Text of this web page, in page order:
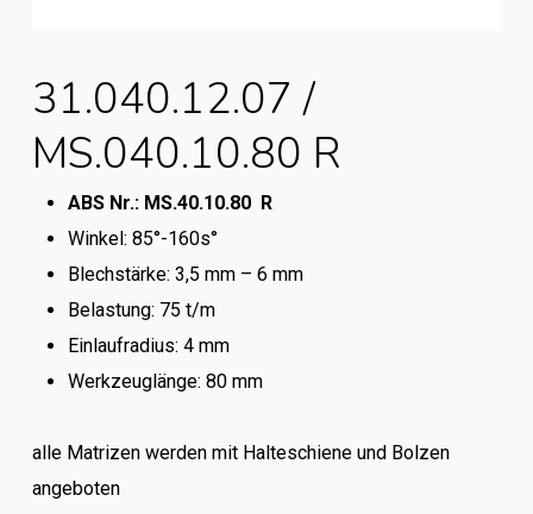
31.040.12.07 /
MS.040.10.80 R
ABS Nr.: MS.40.10.80 R
Winkel: 85°-160s°
Blechstärke: 3,5 mm – 6 mm
Belastung: 75 t/m
Einlaufradius: 4 mm
Werkzeuglänge: 80 mm
alle Matrizen werden mit Halteschiene und Bolzen
angeboten